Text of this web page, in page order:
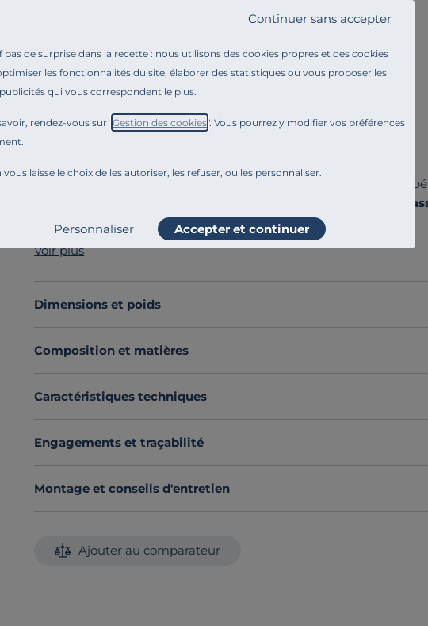
pas de surprise dans la recette : nous utilisons des cookies propres et des cookies
les fonctionnalités du site, élaborer des statistiques ou vous proposer les
qui vous correspondent le plus.
rendez-vous sur "Gestion des cookies". Vous pourrez y modifier vos préférences
vous laisse le choix de les autoriser, les refuser, ou les personnaliser.
Continuer sans accepter
Personnaliser Accepter et continuer
ligne intemporelle
, le
finition
profiter de bons moments de détente.
changer de couleur ou de tissu? Nous vous proposons
Vous le préférez convertible
Découvrez toute notre sélection :Canapés droits
Voir plus
Dimensions et poids
Composition et matières
Caractéristiques techniques
Engagements et traçabilité
Montage et conseils d'entretien
Ajouter au comparateur